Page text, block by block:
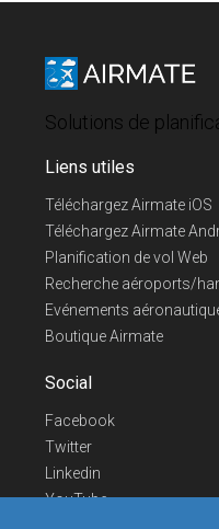
Solutions de
Liens utiles
Téléchargez Airmate iOS
Téléchargez Airmate
Planification de vol Web
Recherche aéroports/
Evénements
Boutique Airmate
Social
Facebook
Twitter
Linkedin
YouTube